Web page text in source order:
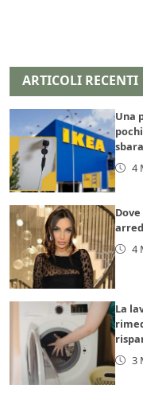
ARTICOLI RECENTI
Una
4
4
La
3